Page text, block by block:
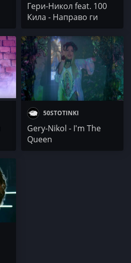
Гери-Никол feat. 100
Кила - Направо ги
50STOTINKI
Gery-Nikol - I'm The
Queen